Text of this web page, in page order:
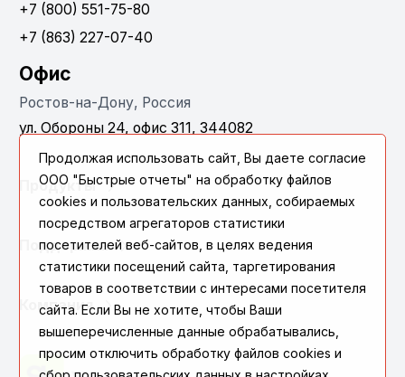
+7 (800) 551-75-80
+7 (863) 227-07-40
Офис
Ростов-на-Дону, Россия
ул. Обороны 24, офис 311, 344082
Продукты
Поддержка
Компания
Продолжая использовать сайт, Вы даете согласие
ООО "Быстрые отчеты" на обработку файлов
cookies и пользовательских данных, собираемых
посредством агрегаторов статистики
посетителей веб-сайтов, в целях ведения
статистики посещений сайта, таргетирования
товаров в соответствии с интересами посетителя
сайта. Если Вы не хотите, чтобы Ваши
вышеперечисленные данные обрабатывались,
просим отключить обработку файлов cookies и